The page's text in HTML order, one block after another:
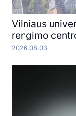
Vilniaus
rengimo
2026.08.03